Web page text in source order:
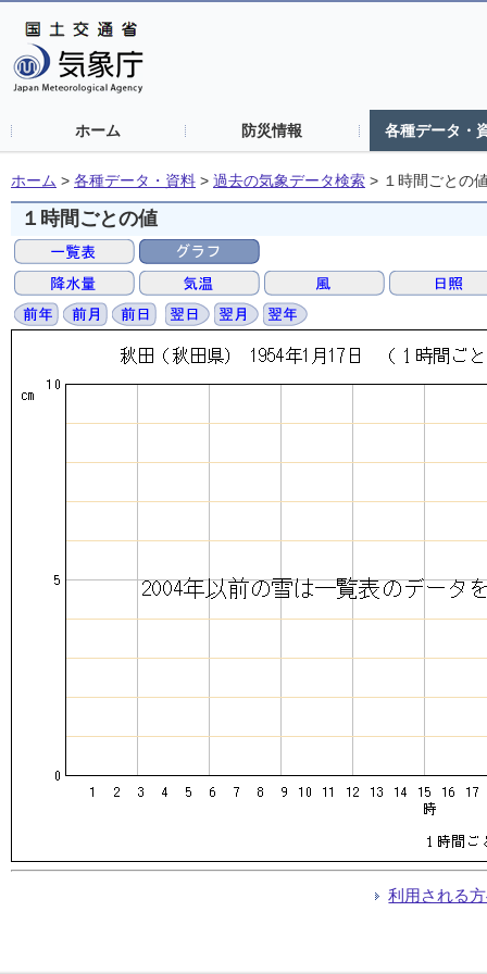
ホーム 防災情報 各種データ・
ホーム > 各種データ・資料 > 過去の気象データ検索 > １時間ごとの
１時間ごとの値
利用される